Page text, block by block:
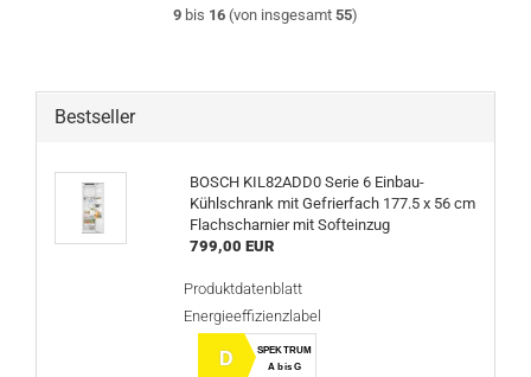
9 bis 16 (von insgesamt 55)
Bestseller
BOSCH KIL82ADD0 Serie 6 Einbau-
Kühlschrank mit Gefrierfach 177.5 x 56 cm
Flachscharnier mit Softeinzug
799,00 EUR
Produktdatenblatt
Energieeffizienzlabel
D
SPEKTRUM
A bis G